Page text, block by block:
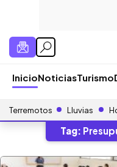
InicioNoticiasTurismo
Terremotos Lluvias
Tag: